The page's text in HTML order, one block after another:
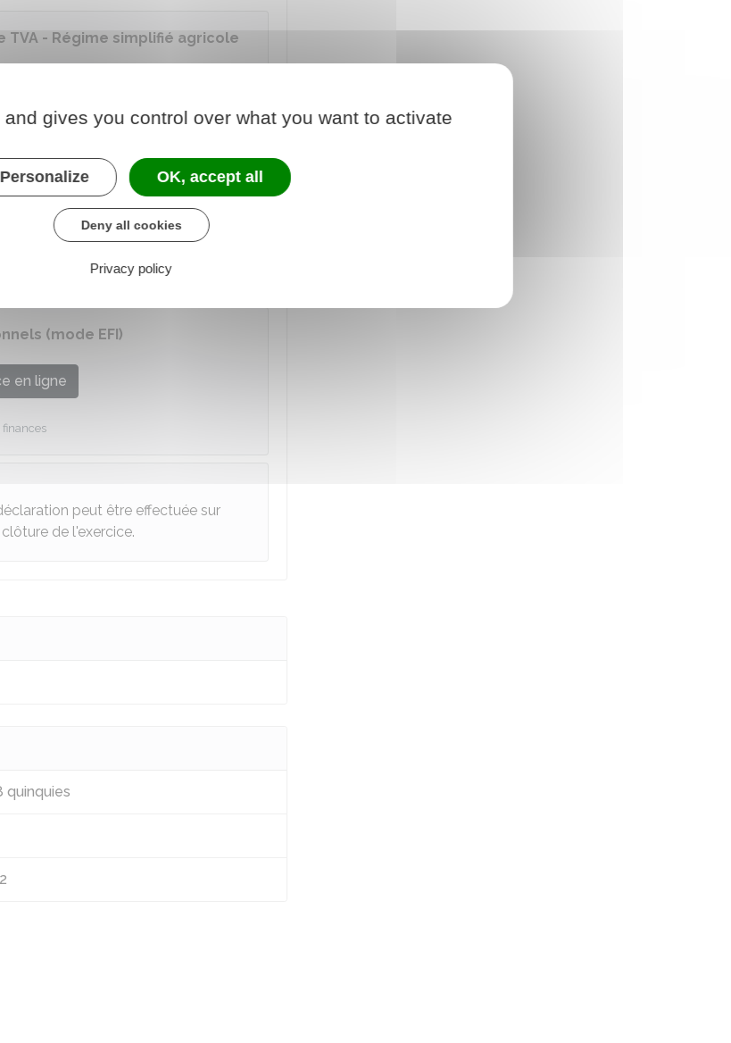
- Régime simplifié agricole
finances
:
de données informatisées :mode
le site impots.gouv.fr (mode
(mode EFI)
en ligne
peut être effectuée sur
de l'exercice.
quinquies
gives you control over what you want to activate
Personalize OK, accept all
Deny all cookies
Privacy policy